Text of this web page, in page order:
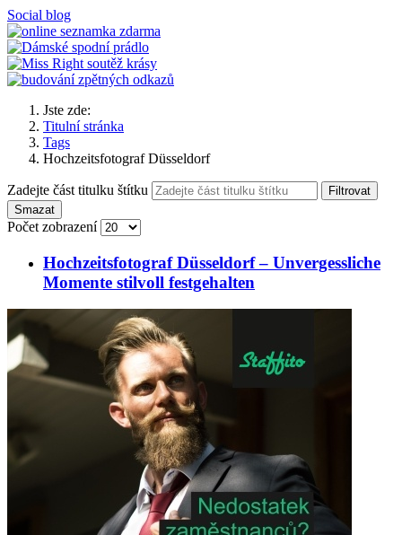
Social blog
Jste zde:
Titulní stránka
Tags
Hochzeitsfotograf Düsseldorf
Zadejte část titulku štítku
Filtrovat
Smazat
Počet zobrazení
Hochzeitsfotograf Düsseldorf – Unvergessliche
Momente stilvoll festgehalten